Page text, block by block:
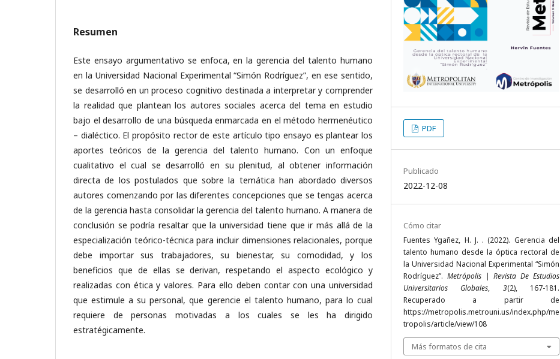
Resumen
Este ensayo argumentativo se enfoca, en la gerencia del talento humano
en la Universidad Nacional Experimental “Simón Rodríguez”, en ese sentido,
se desarrolló en un proceso cognitivo destinada a interpretar y comprender
la realidad que plantean los autores sociales acerca del tema en estudio
bajo el desarrollo de una búsqueda enmarcada en el método hermenéutico
– dialéctico. El propósito rector de este artículo tipo ensayo es plantear los
aportes teóricos de la gerencia del talento humano. Con un enfoque
cualitativo el cual se desarrolló en su plenitud, al obtener información
directa de los postulados que sobre la temática han abordado diversos
autores comenzando por las diferentes concepciones que se tengas acerca
de la gerencia hasta consolidar la gerencia del talento humano. A manera de
conclusión se podría resaltar que la universidad tiene que ir más allá de la
especialización teórico-técnica para incluir dimensiones relacionales, porque
debe importar sus trabajadores, su bienestar, su comodidad, y los
beneficios que de ellas se derivan, respetando el aspecto ecológico y
realizadas con ética y valores. Para ello deben contar con una universidad
que estimule a su personal, que gerencie el talento humano, para lo cual
requiere de personas motivadas a los cuales se les ha dirigido
estratégicamente.
PDF
Publicado
2022-12-08
Cómo citar
Fuentes Ygañez, H. J. . (2022). Gerencia del
talento humano desde la óptica rectoral de
la Universidad Nacional Experimental “Simón
Rodríguez”. Metrópolis | Revista De Estudios
Universitarios Globales, 3(2), 167-181.
Recuperado a partir de
https://metropolis.metrouni.us/index.php/me
tropolis/article/view/108
Más formatos de cita